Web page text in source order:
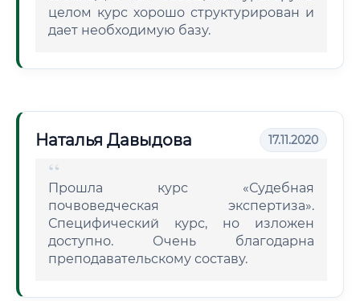
целом курс хорошо структурирован и
дает необходимую базу.
Наталья Давыдова 17.11.2020
Прошла курс «Судебная
почвоведческая экспертиза».
Специфический курс, но изложен
доступно. Очень благодарна
преподавательскому составу.